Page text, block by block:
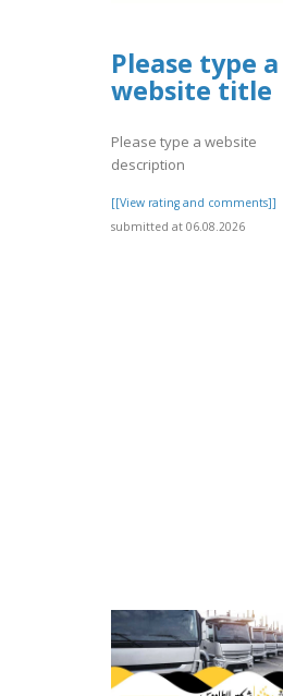
Please type a
website title
Please type a website
description
[[View rating and comments]]
submitted at 06.08.2026